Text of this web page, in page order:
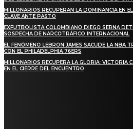
MILLONARIOS RECUPERAN LA DOMINANCIA EN
CLAVE ANTE PASTO
EXFUTBOLISTA COLOMBIANO DIEGO SERNA
SOSPECHA DE NARCOTRÁFICO INTERNACIONAL
EL FENÓMENO LEBRON JAMES SACUDE LA NBA
CON EL PHILADELPHIA 76ERS
MILLONARIOS RECUPERA LA GLORIA: VICTORIA
EN EL CIERRE DEL ENCUENTRO